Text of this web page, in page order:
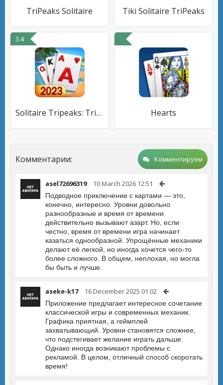
TriPeaks Solitaire Tiki Solitaire TriPeaks
3.4
Solitaire Tripeaks: Trip Games Hearts
Комментарии: Комментируем
asel72696319 10 March 2026 12:51
Подводное приключение с картами — это,
конечно, интересно. Уровни довольно
разнообразные и время от времени
действительно вызывают азарт. Но, если
честно, время от времени игра начинает
казаться однообразной. Упрощённые механики
делают её легкой, но иногда хочется чего-то
более сложного. В общем, неплохая, но могла
бы быть и лучше.
aseke-k17 16 December 2025 01:02
Приложение предлагает интересное сочетание
классической игры и современных механик.
Графика приятная, а геймплей
захватывающий. Уровни становятся сложнее,
что подстегивает желание играть дальше.
Однако иногда возникают проблемы с
рекламой. В целом, отличный способ скоротать
время!